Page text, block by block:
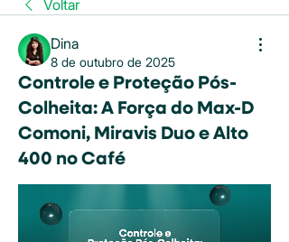
Voltar
Dina
8 de outubro de 2025
Controle e Proteção Pós-
Colheita: A Força do Max-D
Comoni, Miravis Duo e Alto
400 no Café